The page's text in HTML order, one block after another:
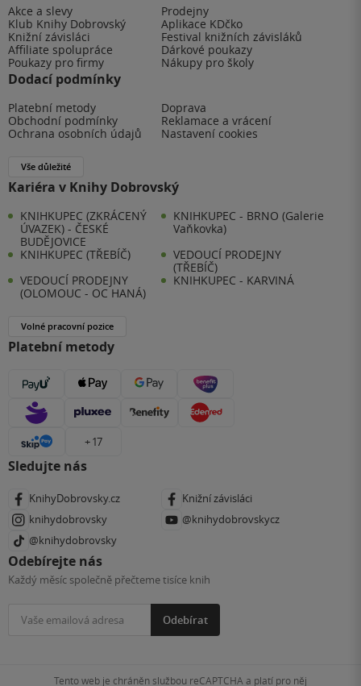
Akce a slevy
Prodejny
Klub Knihy Dobrovský
Aplikace KDčko
Knižní závisláci
Festival knižních závisláků
Affiliate spolupráce
Dárkové poukazy
Poukazy pro firmy
Nákupy pro školy
Dodací podmínky
Platební metody
Doprava
Obchodní podmínky
Reklamace a vrácení
Ochrana osobních údajů
Nastavení cookies
Vše důležité
Kariéra v Knihy Dobrovský
KNIHKUPEC (ZKRÁCENÝ
ÚVAZEK) - ČESKÉ
BUDĚJOVICE
KNIHKUPEC - BRNO (Galerie
Vaňkovka)
KNIHKUPEC (TŘEBÍČ)
VEDOUCÍ PRODEJNY
(TŘEBÍČ)
VEDOUCÍ PRODEJNY
(OLOMOUC - OC HANÁ)
KNIHKUPEC - KARVINÁ
Volné pracovní pozice
Platební metody
+ 17
Sledujte nás
KnihyDobrovsky.cz
Knižní závisláci
knihydobrovsky
@knihydobrovskycz
@knihydobrovsky
Odebírejte nás
Každý měsíc společně přečteme tisíce knih
Odebírat
Tento web je chráněn službou reCAPTCHA a platí pro něj